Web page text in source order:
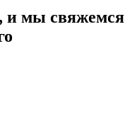
и мы свяжемся